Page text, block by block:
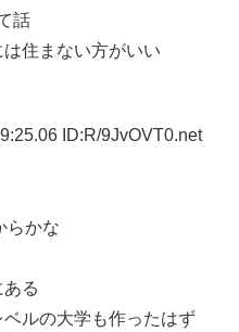
話
住まない方がいい
ID:R/9JvOVT0.net
らかな
る
ルの大学も作ったはず